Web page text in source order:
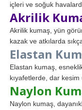
içleri ve soğuk
Akrilik
Akrilik kumaş, yün
kazak ve atkılarda
Elastan
Elastan kumaş,
kıyafetlerde, dar
Naylon
Naylon kumaş,